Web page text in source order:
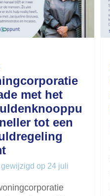
met het
tot een
gewijzigd op 24 juli